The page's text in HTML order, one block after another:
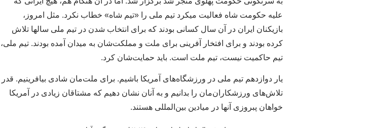
علیه حکومت شاه فعالیت میکرد تیم ملی را «تیم شاه» خطاب نکرد. مثل امروز،
بازیکنان ایران در آن سال کسانی بودند که برای انتخاب شدن در تیم ملی سالها تلاش
کرده بودند و برای افتخار آفرینی برای ملت و مملکت‌شان به میدان آمده بودند. تیم ملی،
تیم حاکمیت نیست، تیم ملت است. باید حمایت‌شان کرد.
یار دوازدهم تیم ملی در ورزشگاه‌های آمریکا باشیم. برای ملت‌مان شادی بیافرینیم. قدر
تلاش‌های ورزشکاران‌مان را بدانیم و به آنان نشان دهیم که مشتاقان زیادی در آمریکا
خواهان پبروزی آنها در میادین بین‌المللی هستند.